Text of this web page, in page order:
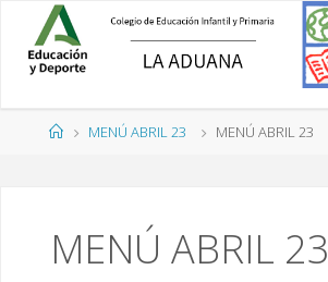
contenido
PáginaMENÚ ABRIL 23 MENÚ ABRIL 23
MENÚ ABRIL 23